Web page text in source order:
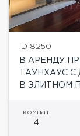
ID 8250
В АРЕНДУ
ТАУНХАУС
В ЭЛИТНОМ
комнат
4